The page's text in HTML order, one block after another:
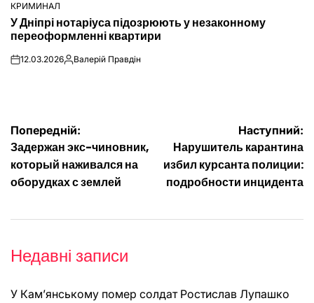
ОПУБЛІКУВАТИ
У
КРИМИНАЛ
У Дніпрі нотаріуса підозрюють у незаконному
переоформленні квартири
on12.03.2026Опубліковано
Валерій Правдін
Навігація
записів
Попередній:
Задержан экс-чиновник,
который наживался на
оборудках с землей
Наступний:
Нарушитель карантина
избил курсанта полиции:
подробности инцидента
Недавні записи
У Кам’янському помер солдат Ростислав Лупашко